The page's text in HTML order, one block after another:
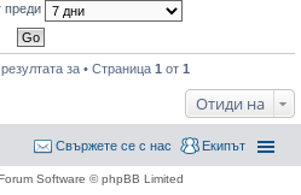
преди
за • Страница 1 от 1
Отиди на
Екипът
Свържете се с нас
Software © phpBB Limited